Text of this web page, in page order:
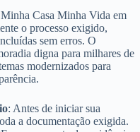
Casa Minha Vida em
o processo exigido,
sem erros. O
digna para milhares de
modernizados para
: Antes de iniciar sua
a documentação exigida.